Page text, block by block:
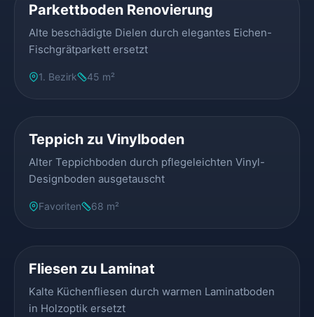
Parkettboden Renovierung
Alte beschädigte Dielen durch elegantes Eichen-
Fischgrätparkett ersetzt
1. Bezirk 45 m²
Teppich zu Vinylboden
Alter Teppichboden durch pflegeleichten Vinyl-
Designboden ausgetauscht
Favoriten 68 m²
Fliesen zu Laminat
Kalte Küchenfliesen durch warmen Laminatboden
in Holzoptik ersetzt